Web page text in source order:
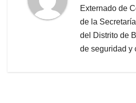
Externado de
de la
del Distrito de
de seguridad y